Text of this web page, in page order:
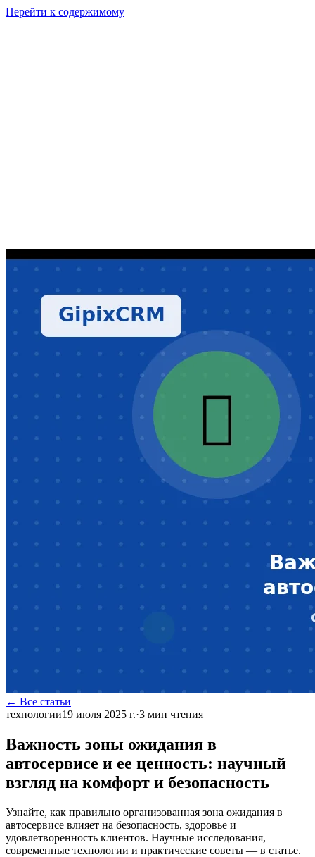
Перейти к содержимому
← Все статьи
технологии19 июля 2025 г.·3 мин чтения
Важность зоны ожидания в
автосервисе и ее ценность: научный
взгляд на комфорт и безопасность
Узнайте, как правильно организованная зона ожидания в
автосервисе влияет на безопасность, здоровье и
удовлетворенность клиентов. Научные исследования,
современные технологии и практические советы — в статье.